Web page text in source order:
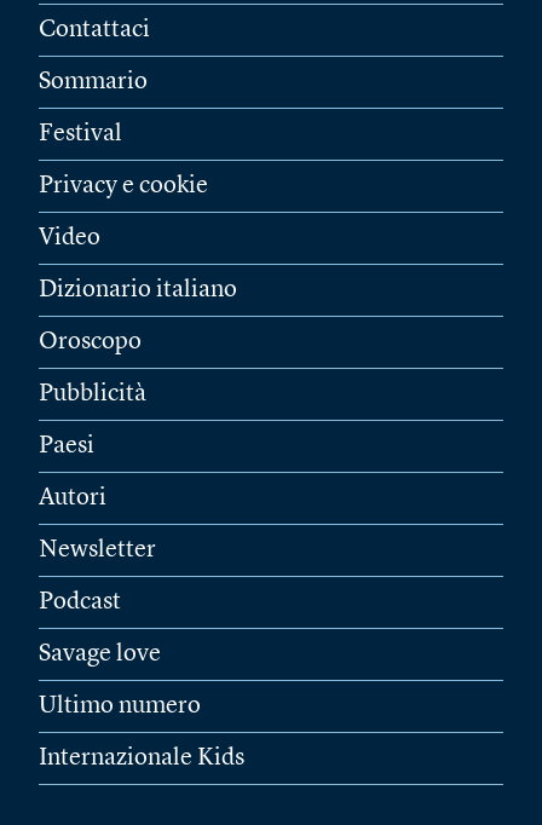
Contattaci
Sommario
Festival
Privacy e cookie
Video
Dizionario italiano
Oroscopo
Pubblicità
Paesi
Autori
Newsletter
Podcast
Savage love
Ultimo numero
Internazionale Kids